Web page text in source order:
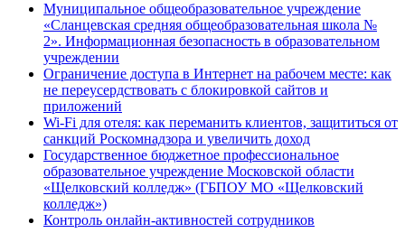
Муниципальное общеобразовательное учреждение
«Сланцевская средняя общеобразовательная школа №
2». Информационная безопасность в образовательном
учреждении
Ограничение доступа в Интернет на рабочем месте: как
не переусердствовать с блокировкой сайтов и
приложений
Wi-Fi для отеля: как переманить клиентов, защититься от
санкций Роскомнадзора и увеличить доход
Государственное бюджетное профессиональное
образовательное учреждение Московской области
«Щелковский колледж» (ГБПОУ МО «Щелковский
колледж»)
Контроль онлайн-активностей сотрудников